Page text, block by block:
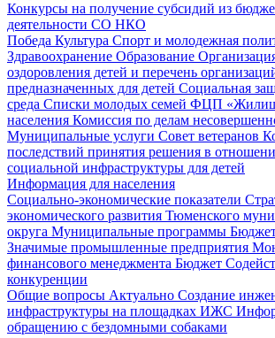
Конкурсы на получение субсидий из
деятельности СО НКО
Победа Культура Спорт и молодежная
Здравоохранение Образование
оздоровления детей и перечень
предназначенных для детей Социальная
среда Списки молодых семей ФЦП
населения Комиссия по делам
Муниципальные услуги Совет ветеранов
последствий принятия решения в
социальной инфраструктуры для детей
Информация для населения
Социально-экономические показатели
экономического развития Тюменского
округа Муниципальные программы
Значимые промышленные предприятия
финансового менеджмента Бюджет
конкуренции
Общие вопросы Актуально Создание
инфраструктуры на площадках ИЖС
обращению с бездомными собаками